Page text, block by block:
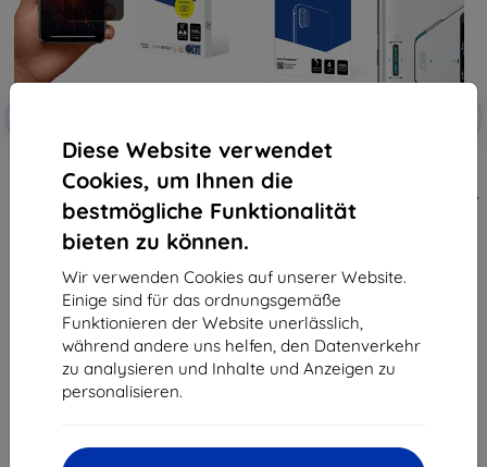
Diese Website verwendet
Cookies, um Ihnen die
bestmögliche Funktionalität
bieten zu können.
Wir verwenden Cookies auf unserer Website.
Einige sind für das ordnungsgemäße
Funktionieren der Website unerlässlich,
während andere uns helfen, den Datenverkehr
zu analysieren und Inhalte und Anzeigen zu
personalisieren.
3mk Silky Matt Privacy
Schutzfolie für Asus ROG Phone
6/6 Pro/6D/6D Ultimate
14,90 €
13,41 €
Auf Lager > 5 Stk.
3MK Lens Protect Asus ROG
Phone 6/6 Pro/6D/6D Ultimate
Schutzglas für Kameraobjektiv 4
Stück
Auf Lager > 5 Stk.
1